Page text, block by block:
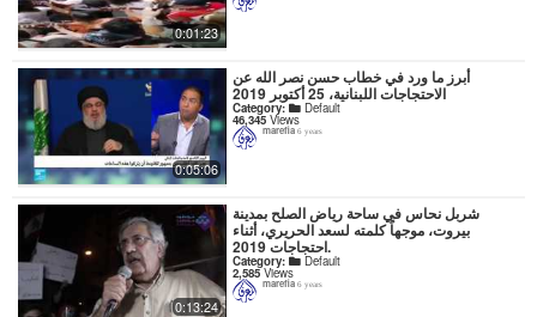
0:01:23
0:05:06
أبرز ما ورد في خطاب حسن نصر الله عن
الاحتجاجات اللبنانية، 25 أكتوبر 2019
Category: Default
46,345 Views
marefia 6 years
0:13:24
شربل نحاس في ساحة رياض الصلح بمدينة
بيروت، موجهاً كلمته لسعد الحريري، أثناء
احتجاجات 2019.
Category: Default
2,585Views
marefia 6 years